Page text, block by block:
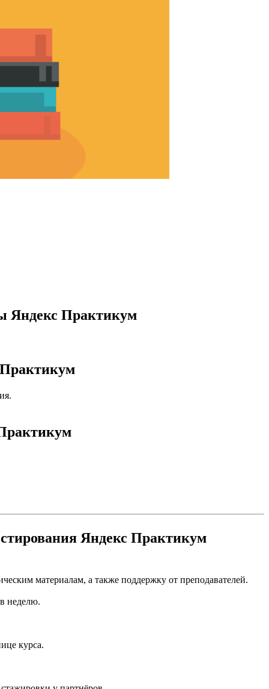
Яндекс Практикум
Практикум
Яндекс Практикум
материалам, а также поддержку от преподавателей.
неделю.
курса.